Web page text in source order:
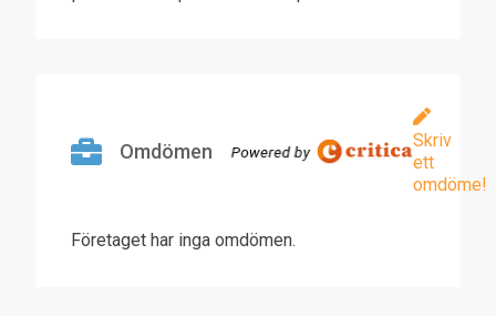
Omdömen
Skriv
ett
omdöme!
Företaget har inga omdömen.